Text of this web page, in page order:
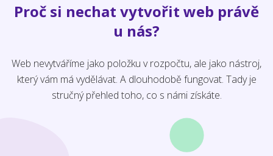
Proč si nechat vytvořit web právě
u nás?
Web nevytváříme jako položku v rozpočtu, ale jako nástroj,
který vám má vydělávat. A dlouhodobě fungovat. Tady je
stručný přehled toho, co s námi získáte.